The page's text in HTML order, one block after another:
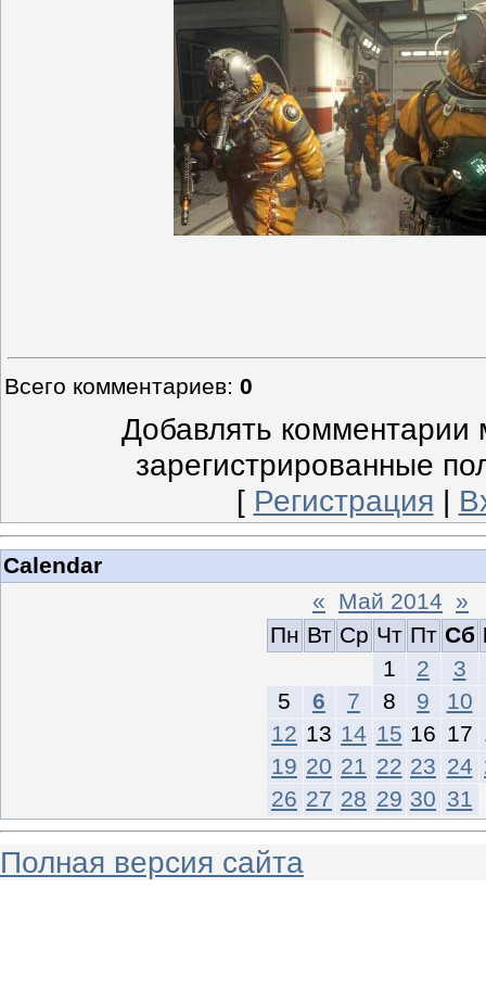
Всего комментариев: 0
Добавлять комментарии
зарегистрированные
[ Регистрация |
Calendar
« Май 2014 »
Пн Вт Ср Чт Пт Сб
1
2
3
5
6 7 8 9 10
12 13 14 15 16 17
19 20 21 22 23 24
26 27 28 29 30 31
Полная версия сайта